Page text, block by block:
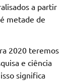
a partir
metade de
2020 teremos
e ciência
significa